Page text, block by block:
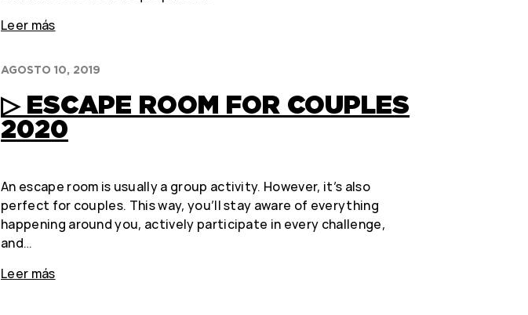
Leer más
AGOSTO 10, 2019
▷ ESCAPE ROOM FOR COUPLES
2020
An escape room is usually a group activity. However, it’s also
perfect for couples. This way, you’ll stay aware of everything
happening around you, actively participate in every challenge,
and…
Leer más